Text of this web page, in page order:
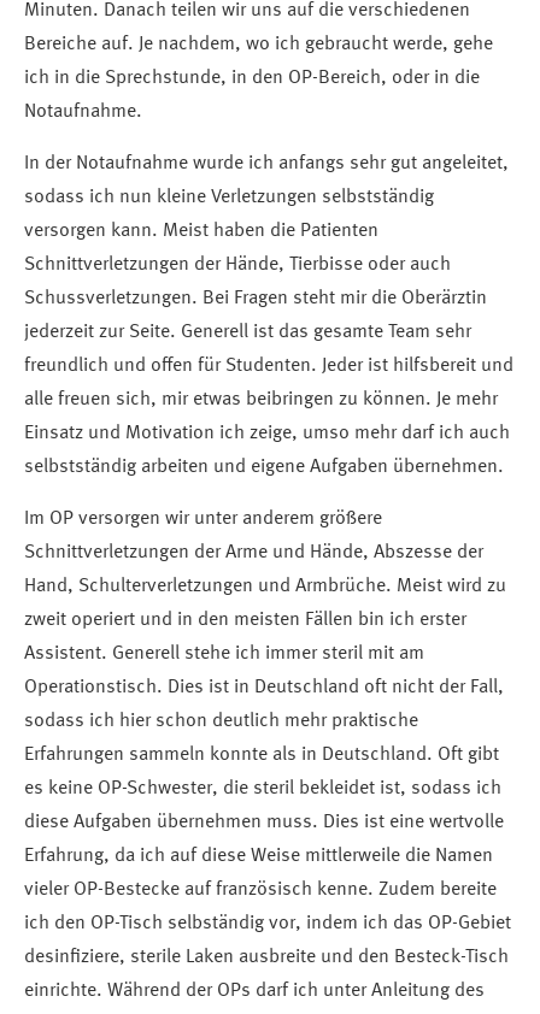
Minuten. Danach teilen wir uns auf die verschiedenen
Bereiche auf. Je nachdem, wo ich gebraucht werde, gehe
ich in die Sprechstunde, in den OP-Bereich, oder in die
Notaufnahme.
In der Notaufnahme wurde ich anfangs sehr gut angeleitet,
sodass ich nun kleine Verletzungen selbstständig
versorgen kann. Meist haben die Patienten
Schnittverletzungen der Hände, Tierbisse oder auch
Schussverletzungen. Bei Fragen steht mir die Oberärztin
jederzeit zur Seite. Generell ist das gesamte Team sehr
freundlich und offen für Studenten. Jeder ist hilfsbereit und
alle freuen sich, mir etwas beibringen zu können. Je mehr
Einsatz und Motivation ich zeige, umso mehr darf ich auch
selbstständig arbeiten und eigene Aufgaben übernehmen.
Im OP versorgen wir unter anderem größere
Schnittverletzungen der Arme und Hände, Abszesse der
Hand, Schulterverletzungen und Armbrüche. Meist wird zu
zweit operiert und in den meisten Fällen bin ich erster
Assistent. Generell stehe ich immer steril mit am
Operationstisch. Dies ist in Deutschland oft nicht der Fall,
sodass ich hier schon deutlich mehr praktische
Erfahrungen sammeln konnte als in Deutschland. Oft gibt
es keine OP-Schwester, die steril bekleidet ist, sodass ich
diese Aufgaben übernehmen muss. Dies ist eine wertvolle
Erfahrung, da ich auf diese Weise mittlerweile die Namen
vieler OP-Bestecke auf französisch kenne. Zudem bereite
ich den OP-Tisch selbständig vor, indem ich das OP-Gebiet
desinfiziere, sterile Laken ausbreite und den Besteck-Tisch
einrichte. Während der OPs darf ich unter Anleitung des